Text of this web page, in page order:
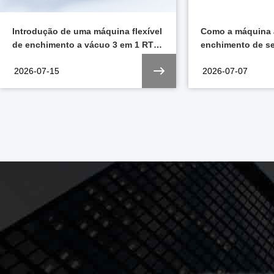
Como a máquina automática de
enchimento de seringas pré-cheias
2026-07-07
Conheça a
China 2026 em
2026-06-02